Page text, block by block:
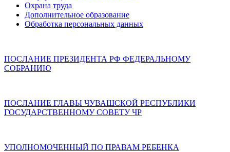
Охрана труда
Дополнительное образование
Обработка персональных данных
ПОСЛАНИЕ ПРЕЗИДЕНТА РФ ФЕДЕРАЛЬНОМУ
СОБРАНИЮ
ПОСЛАНИЕ ГЛАВЫ ЧУВАШСКОЙ РЕСПУБЛИКИ
ГОСУДАРСТВЕННОМУ СОВЕТУ ЧР
УПОЛНОМОЧЕННЫЙ ПО ПРАВАМ РЕБЕНКА